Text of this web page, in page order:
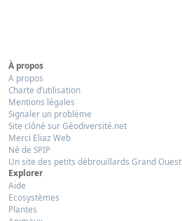
À propos
A propos
Charte d’utilisation
Mentions légales
Signaler un problème
Site clôné sur Géodiversité.net
Merci Eliaz Web
Né de SPIP
Un site des petits débrouillards Grand Ouest
Explorer
Aide
Ecosystèmes
Plantes